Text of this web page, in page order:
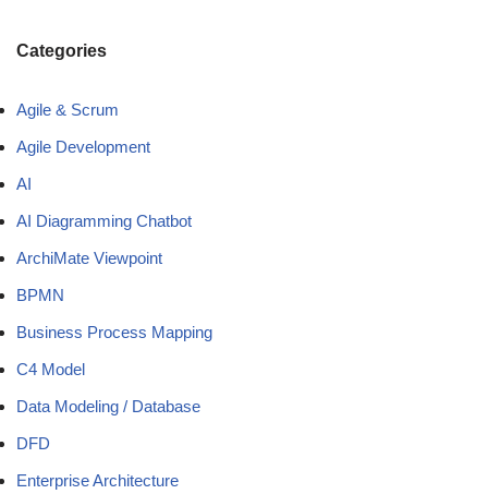
Categories
Agile & Scrum
Agile Development
AI
AI Diagramming Chatbot
ArchiMate Viewpoint
BPMN
Business Process Mapping
C4 Model
Data Modeling / Database
DFD
Enterprise Architecture